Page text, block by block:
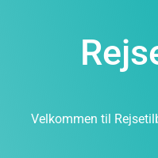
Velkommen til